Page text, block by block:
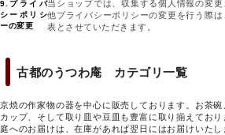
9.プライバ
シーポリシ
ーの変更
当ショップでは、収集する個人情報の変
他プライバシーポリシーの変更を行う際
表とさせていただきます。
古都のうつわ庵 カテゴリ一覧
京焼の作家物の器を中心に販売しております。お茶
カップ、そして取り皿や豆皿も豊富に取り揃えてお
庭へのお届けは、在庫があれば翌日にはお届けいた